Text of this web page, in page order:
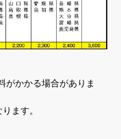
がかかる場合がありま
ます。